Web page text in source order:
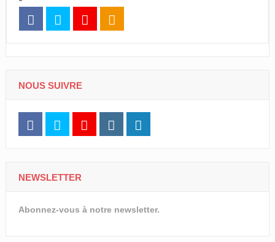
NOUS SUIVRE
NEWSLETTER
Abonnez-vous à notre newsletter.